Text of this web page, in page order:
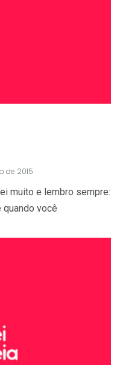
de 2015
muito e lembro sempre:
quando você